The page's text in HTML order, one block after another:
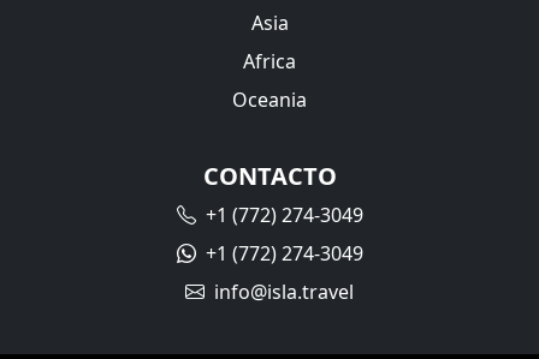
Asia
Africa
Oceania
CONTACTO
+1 (772) 274-3049
+1 (772) 274-3049
info@isla.travel